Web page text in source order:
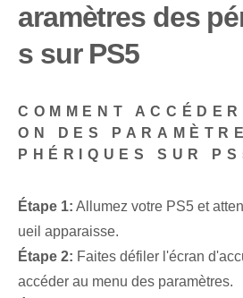
aramètres des
s sur PS5
COMMENT
ON DES
PHÉRIQUES SUR
Étape 1: Allumez votre PS5 et
ueil apparaisse.
Étape 2: Faites défiler l'écran
accéder au menu des paramètres.